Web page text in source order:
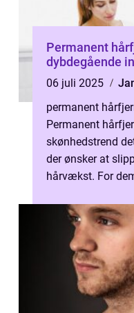
Permanent
dybdegående
06 juli 2025
permanent
Permanent
skønhedstrend
der ønsker at
hårvækst. For